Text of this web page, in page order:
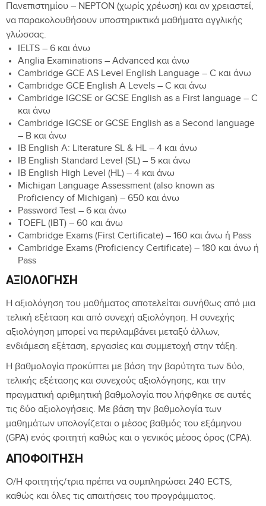
Πανεπιστημίου – NEPTON (χωρίς χρέωση) και αν χρειαστεί,
να παρακολουθήσουν υποστηρικτικά μαθήματα αγγλικής
γλώσσας.
IELTS – 6 και άνω
Anglia Examinations – Advanced και άνω
Cambridge GCE AS Level English Language – C και άνω
Cambridge GCE English A Levels – C και άνω
Cambridge IGCSE or GCSE English as a First language – C
και άνω
Cambridge IGCSE or GCSE English as a Second language
– B και άνω
IB English A: Literature SL & HL – 4 και άνω
IB English Standard Level (SL) – 5 και άνω
IB English High Level (HL) – 4 και άνω
Michigan Language Assessment (also known as
Proficiency of Michigan) – 650 και άνω
Password Test – 6 και άνω
TOEFL (IBT) – 60 και άνω
Cambridge Exams (First Certificate) – 160 και άνω ή Pass
Cambridge Exams (Proficiency Certificate) – 180 και άνω ή
Pass
ΑΞΙΟΛΌΓΗΣΗ
Η αξιολόγηση του μαθήματος αποτελείται συνήθως από μια
τελική εξέταση και από συνεχή αξιολόγηση. Η συνεχής
αξιολόγηση μπορεί να περιλαμβάνει μεταξύ άλλων,
ενδιάμεση εξέταση, εργασίες και συμμετοχή στην τάξη.
Η βαθμολογία προκύπτει με βάση την βαρύτητα των δύο,
τελικής εξέτασης και συνεχούς αξιολόγησης, και την
πραγματική αριθμητική βαθμολογία που λήφθηκε σε αυτές
τις δύο αξιολογήσεις. Με βάση την βαθμολογία των
μαθημάτων υπολογίζεται ο μέσος βαθμός του εξάμηνου
(GPA) ενός φοιτητή καθώς και ο γενικός μέσος όρος (CPA).
ΑΠΟΦΟΊΤΗΣΗ
Ο/Η φοιτητής/τρια πρέπει να συμπληρώσει 240 ECTS,
καθώς και όλες τις απαιτήσεις του προγράμματος.